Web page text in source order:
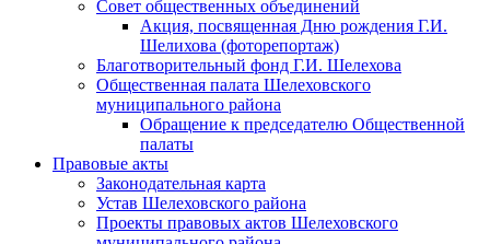
Совет общественных объединений
Акция, посвященная Дню рождения Г.И.
Шелихова (фоторепортаж)
Благотворительный фонд Г.И. Шелехова
Общественная палата Шелеховского
муниципального района
Обращение к председателю Общественной
палаты
Правовые акты
Законодательная карта
Устав Шелеховского района
Проекты правовых актов Шелеховского